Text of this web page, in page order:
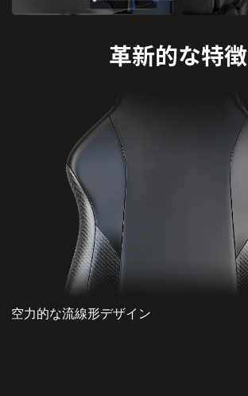
革新的な特徴
空力的な流線形デザイン